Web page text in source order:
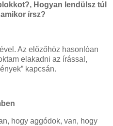
Hogyan lendülsz túl
írsz?
Az előzőhöz hasonlóan
elakadni az írással,
kapcsán.
hogy aggódok, van, hogy